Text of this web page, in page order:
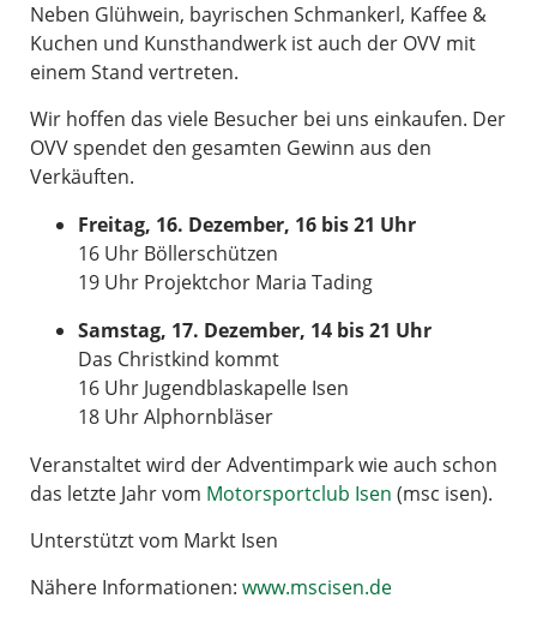
Neben Glühwein, bayrischen Schmankerl, Kaffee &
Kuchen und Kunsthandwerk ist auch der OVV mit
einem Stand vertreten.
Wir hoffen das viele Besucher bei uns einkaufen. Der
OVV spendet den gesamten Gewinn aus den
Verkäuften.
Freitag, 16. Dezember, 16 bis 21 Uhr
16 Uhr Böllerschützen
19 Uhr Projektchor Maria Tading
Samstag, 17. Dezember, 14 bis 21 Uhr
Das Christkind kommt
16 Uhr Jugendblaskapelle Isen
18 Uhr Alphornbläser
Veranstaltet wird der Adventimpark wie auch schon
das letzte Jahr vom Motorsportclub Isen (msc isen).
Unterstützt vom Markt Isen
Nähere Informationen: www.mscisen.de